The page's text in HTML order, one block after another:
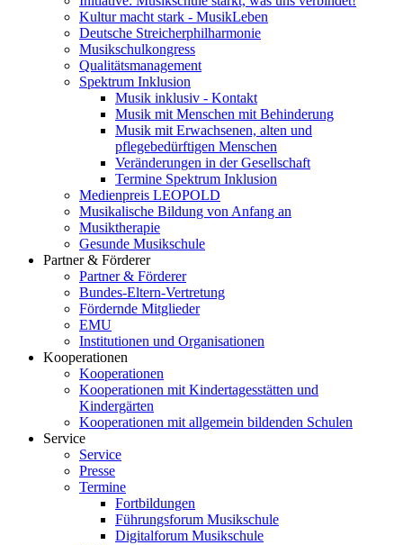
Kultur macht stark - MusikLeben
Deutsche Streicherphilharmonie
Musikschulkongress
Qualitätsmanagement
Spektrum Inklusion
Musik inklusiv - Kontakt
Musik mit Menschen mit Behinderung
Musik mit Erwachsenen, alten und
pflegebedürftigen Menschen
Veränderungen in der Gesellschaft
Termine Spektrum Inklusion
Medienpreis LEOPOLD
Musikalische Bildung von Anfang an
Musiktherapie
Gesunde Musikschule
Partner & Förderer
Partner & Förderer
Bundes-Eltern-Vertretung
Fördernde Mitglieder
EMU
Institutionen und Organisationen
Kooperationen
Kooperationen
Kooperationen mit Kindertagesstätten und
Kindergärten
Kooperationen mit allgemein bildenden Schulen
Service
Service
Presse
Termine
Fortbildungen
Führungsforum Musikschule
Digitalforum Musikschule